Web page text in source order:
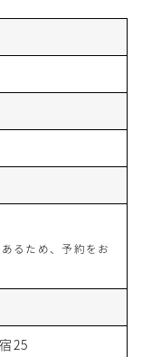
るため、予約をお
25